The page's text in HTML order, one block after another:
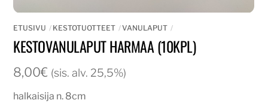
ETUSIVU KESTOTUOTTEET VANULAPUT
KESTOVANULAPUT HARMAA (10KPL)
8,00€ (sis. alv. 25,5%)
halkaisija n. 8cm